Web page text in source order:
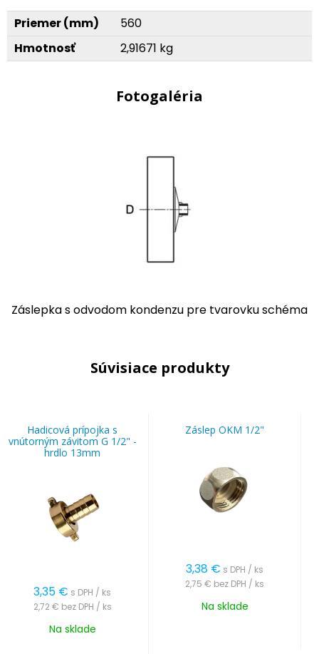
Priemer (mm)
560
Hmotnosť
2,91671 kg
Fotogaléria
Záslepka s odvodom kondenzu pre tvarovku schéma
Súvisiace produkty
Hadicová prípojka s
vnútorným závitom G 1/2" -
hrdlo 13mm
3,35 € s DPH / ks
2,72 € bez DPH / ks
Na sklade
Záslep OKM 1/2"
3,38 € s DPH / ks
2,75 € bez DPH / ks
Na sklade